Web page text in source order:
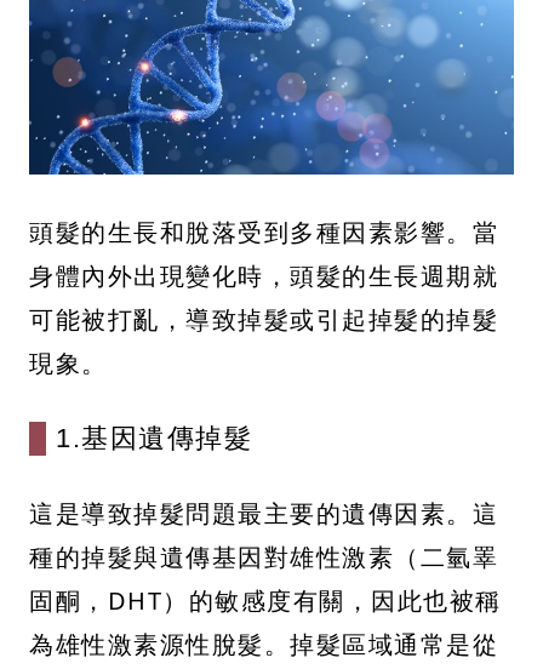
頭髮的生長和脫落受到多種因素影響。當
身體內外出現變化時，頭髮的生長週期就
可能被打亂，導致掉髮或引起掉髮的掉髮
現象。
1.基因遺傳掉髮
這是導致掉髮問題最主要的遺傳因素。這
種的掉髮與遺傳基因對雄性激素（二氫睪
固酮，DHT）的敏感度有關，因此也被稱
為雄性激素源性脫髮。掉髮區域通常是從